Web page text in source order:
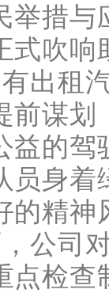
举措
式吹
出租
前谋
益的
员身
的精神
公司
点检